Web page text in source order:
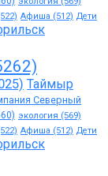
Афиша (512) Дети
Таймыр
Северный
экология (569)
Афиша (512) Дети